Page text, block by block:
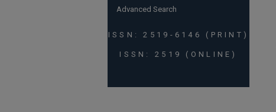
Advanced Search
ISSN: 2519-6146 (PRINT)
ISSN: 2519 (ONLINE)